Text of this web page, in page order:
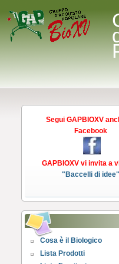
Segui GAPBIOXV
Facebook
GAPBIOXV vi invita a
"Baccelli di idee"
Cosa è il Biologico
Lista Prodotti